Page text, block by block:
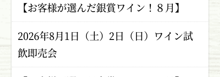
【お客様が選んだ銀賞ワイン！８月】
2026年8月1日（土）2日（日）ワイン試
飲即売会